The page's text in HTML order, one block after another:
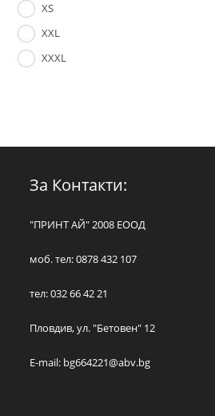
XS
XXL
XXXL
За Контакти:
"ПРИНТ АЙ" 2008 ЕООД
моб. тел: 0878 432 107
тел: 032 66 42 21
Пловдив, ул. "Бетовен" 12
E-mail: bg664221@abv.bg